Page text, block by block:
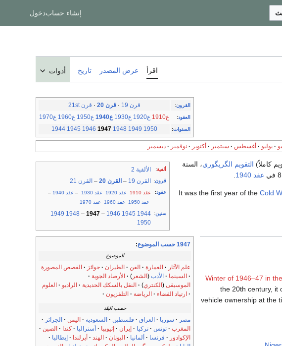
إنشاء حسابدخول
اقرأ عرض المصدر تاريخ أدوات
القرون: قرن 19 ·قرن 20 · قرن 21st
العقود: ع1910 ع1920 ع1930 ع1940 ع1950 ع1960 ع1970
السنوات:
1944 1945 1946 1947 1948 1949 1950
يوليو أغسطس سبتمبر أكتوبر نوفمبر ديسمبر
ألفية: الألفية 2
قرون: القرن 19 – القرن 20 – القرن 21
عقود: عقد 1910 عقد 1920 عقد 1930 – عقد 1940
–
عقد 1950
عقد 1960 عقد 1970
سنين:
1944
1945
1946
–
1947
–
1948
1949
1950
1947 حسب الموضوع :
الموضوع
علم الآثار العمارة الفن الطيران جوائز
القصص المصورة
السينما
الأدب ( الشعر )
الأرصاد الجوية
الموسيقى ( الكنتري) النقل بالسكك الحديدية الراديو
العلوم
ارتياد الفضاء
الرياضة التلفزيون
حسب البلد
مصر سوريا العراق فلسطين السعودية اليمن
الجزائر
المغرب
تونس تركيا إيران إثيوپيا أستراليا كندا
الصين
الإكوادور
فرنسا ألمانيا اليونان الهند أيرلندا
إيطاليا
كاملاً) التقويم الگريگوري، السنة
عقد 1940
It was the first year of the Cold
Winter of 1946–47 in
the 20th century, it
vehicle ownership at the